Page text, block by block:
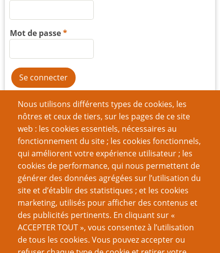
Nous utilisons différents types de cookies, les
nôtres et ceux de tiers, sur les pages de ce site
web : les cookies essentiels, nécessaires au
fonctionnement du site ; les cookies fonctionnels,
qui améliorent votre expérience utilisateur ; les
cookies de performance, qui nous permettent de
générer des données agrégées sur l’utilisation du
site et d’établir des statistiques ; et les cookies
marketing, utilisés pour afficher des contenus et
des publicités pertinents. En cliquant sur «
ACCEPTER TOUT », vous consentez à l’utilisation
de tous les cookies. Vous pouvez accepter ou
Mot de passe
Créer un nouveau compte
Réinitialiser votre mot de passe
Du même auteur
Critique de : Destinées*
Critique de Chosen Ones les Protecteurs du Rêve
Les Dés Météo
Giannirateur aléatoire d'aventure
VOUS AIMEREZ AUSSI
Jeux de rôles en solo